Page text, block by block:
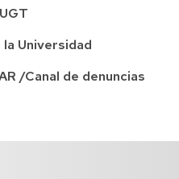
Universidad
/Canal de denuncias